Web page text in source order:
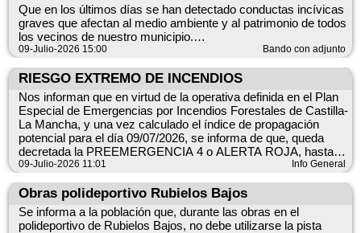
🧪 Talleres infantiles de experimentos.
Dos grupos por edades: de 3 a 7 años y de 8 a 15 años. (22
de julio)
Aforo limitado: 15 participantes por grupo.
♟️ Campeonato de ajedrez.
Próximamente anunciaremos el día y la hora.
🎨 Exposición de pintura, a cargo de David.
La fecha de inauguración se anunciará próximamente.
🎬 Cine infantil.( 24 de julio, a continuacion chocolatada)
🎥 Cine para adultos. (22 de julio. 22.00 horas)
Datos clave ℹ️
Horario: lunes y jueves, 10:00 h a 12:00 h. Acceso: previa
solicitud en las oficinas del Ayuntamiento. Recogida de
escombros: solo para pequeñas cantidades. Infracciones:
abandono en vía pública o uso incorrecto de contenedores.
Que en los últimos días se han detectado conductas incívicas
graves que afectan al medio ambiente y al patrimonio de todos
los vecinos de nuestro municipio.
Específicamente, se han localizado:
municipal.Abandono de enseres y basuras en los alrededores
exteriores del Punto Limpio.Acumulación de residuos en
zonas de alto valor ecológico como nuestros pinares
cercanos.Se adjunta imagen del residuo encontrado en el día
de hoy que se estima que es muy reciente por las huellas
encontradas. SE REQUIERE que la persona incívica que lo
haya vertido lo RECOJA INMEDIATAMENTE.
Estas acciones no solo ensucian nuestro entorno, sino que
generan un grave riesgo de incendios, dañan la fauna local y
suponen un coste económico extra para las arcas
municipales, dinero que pagamos entre todos.
09-Julio-2026 15:00 Bando con adjunto
RIESGO EXTREMO DE INCENDIOS
Nos informan que en virtud de la operativa definida en el Plan
Especial de Emergencias por Incendios Forestales de Castilla-
La Mancha, y una vez calculado el índice de propagación
potencial para el día 09/07/2026, se informa de que, queda
decretada la PREEMERGENCIA 4 o ALERTA ROJA, hasta
las 23:59 horas, del día 09/07/2026, en la zona de la
Rogamos a todos l@s vecin@s extremen las precauciones,
quedando prohibidas, según la Consejería de Desarrollo
Sostenible las siguientes actifvidades:
09-Julio-2026 11:01 Info General
Obras polideportivo Rubielos Bajos
Se informa a la población que, durante las obras en el
polideportivo de Rubielos Bajos, no debe utilizarse la pista